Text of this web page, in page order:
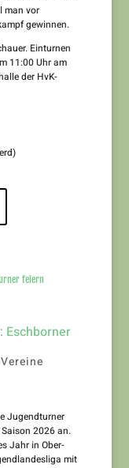
man vor
gewinnen.
Einturnen
11:00 Uhr am
der HvK-
Eschborner
Vereine
Jugendturner
2026 an.
Jahr in Ober-
mit